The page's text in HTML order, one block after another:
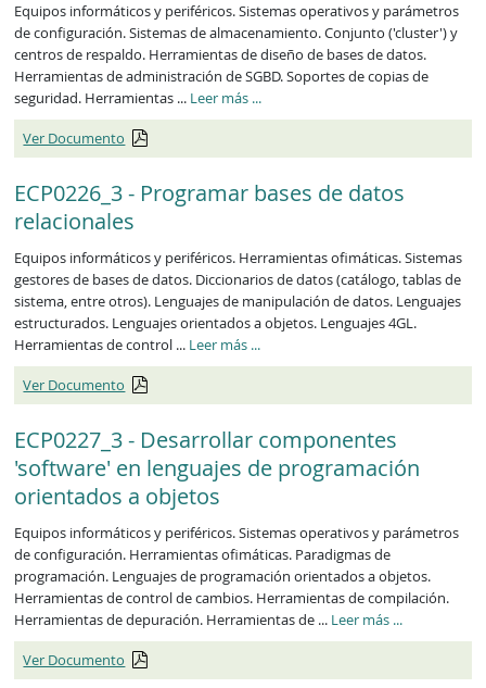
Equipos informáticos y periféricos. Sistemas operativos y parámetros
de configuración. Sistemas de almacenamiento. Conjunto ('cluster') y
centros de respaldo. Herramientas de diseño de bases de datos.
Herramientas de administración de SGBD. Soportes de copias de
seguridad. Herramientas ... Leer más ECP0225_3
...
Ver Documento
ECP0226_3 - Programar bases de datos
relacionales
Equipos informáticos y periféricos. Herramientas ofimáticas. Sistemas
gestores de bases de datos. Diccionarios de datos (catálogo, tablas de
sistema, entre otros). Lenguajes de manipulación de datos. Lenguajes
estructurados. Lenguajes orientados a objetos. Lenguajes 4GL.
Herramientas de control ... Leer más ECP0226_3
...
Ver Documento
ECP0227_3 - Desarrollar componentes
'software' en lenguajes de programación
orientados a objetos
Equipos informáticos y periféricos. Sistemas operativos y parámetros
de configuración. Herramientas ofimáticas. Paradigmas de
programación. Lenguajes de programación orientados a objetos.
Herramientas de control de cambios. Herramientas de compilación.
Herramientas de depuración. Herramientas de ... Leer más ECP0227_3
...
Ver Documento